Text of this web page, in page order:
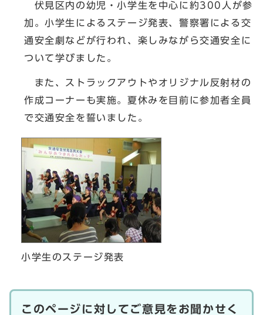
伏見区内の幼児・小学生を中心に約300人が参
加。小学生によるステージ発表、警察署による交
通安全劇などが行われ、楽しみながら交通安全に
ついて学びました。
また、ストラックアウトやオリジナル反射材の
作成コーナーも実施。夏休みを目前に参加者全員
で交通安全を誓いました。
小学生のステージ発表
このページに対してご意見をお聞かせく